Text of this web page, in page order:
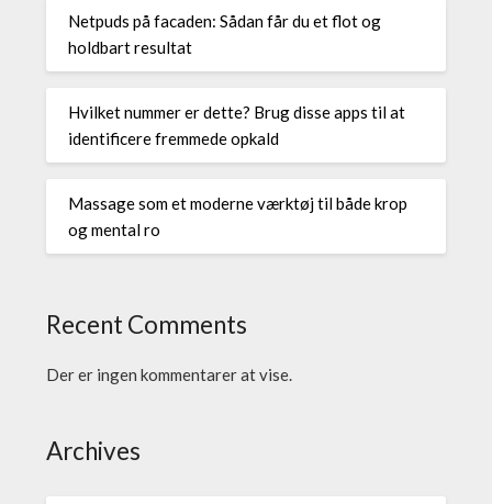
Netpuds på facaden: Sådan får du et flot og
holdbart resultat
Hvilket nummer er dette? Brug disse apps til at
identificere fremmede opkald
Massage som et moderne værktøj til både krop
og mental ro
Recent Comments
Der er ingen kommentarer at vise.
Archives